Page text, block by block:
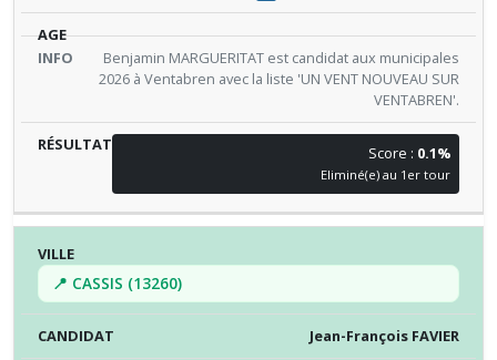
Benjamin MARGUERITAT est candidat aux municipales
2026 à Ventabren avec la liste 'UN VENT NOUVEAU SUR
VENTABREN'.
Score : 0.1%
Eliminé(e) au 1er tour
📍 CASSIS (13260)
Jean-François FAVIER